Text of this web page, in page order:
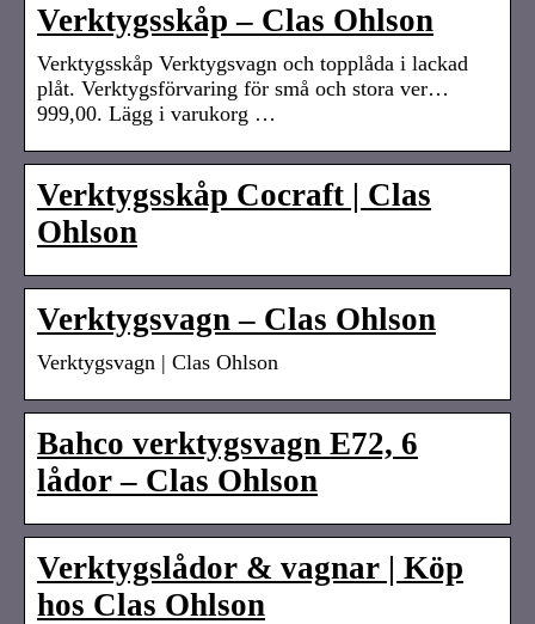
Verktygsskåp – Clas Ohlson
Verktygsskåp Verktygsvagn och topplåda i lackad
plåt. Verktygsförvaring för små och stora ver…
999,00. Lägg i varukorg …
Verktygsskåp Cocraft | Clas
Ohlson
Verktygsvagn – Clas Ohlson
Verktygsvagn | Clas Ohlson
Bahco verktygsvagn E72, 6
lådor – Clas Ohlson
Verktygslådor & vagnar | Köp
hos Clas Ohlson